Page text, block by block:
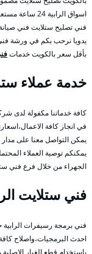
اسواق الرابية 24 ساعة مستعد لتنفيذ خدمات
فني تصليح ستلايت فني
يدويا نرحب بكم في ورشة
بأقل سعر بالكويت خدمات
خدمة عملاء
كافة خدماتنا مكفولة لدى
في انجاز كافة
يمكنكم توصية العملاء
الجهراء من خلال فرع فني
فني ستلايت
فني برمجة رسيفرات
احدث البرمجيات،واصلاح
باستخدام قطع الغيار